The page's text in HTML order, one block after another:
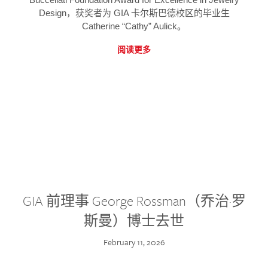
Design，获奖者为 GIA 卡尔斯巴德校区的毕业生
Catherine “Cathy” Aulick。
阅读更多
GIA 前理事 George Rossman（乔治·罗
斯曼）博士去世
February 11, 2026